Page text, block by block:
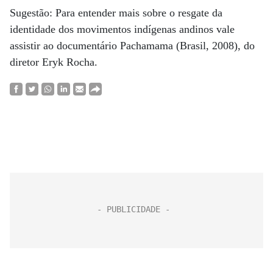
Sugestão: Para entender mais sobre o resgate da
identidade dos movimentos indígenas andinos vale
assistir ao documentário Pachamama (Brasil, 2008), do
diretor Eryk Rocha.